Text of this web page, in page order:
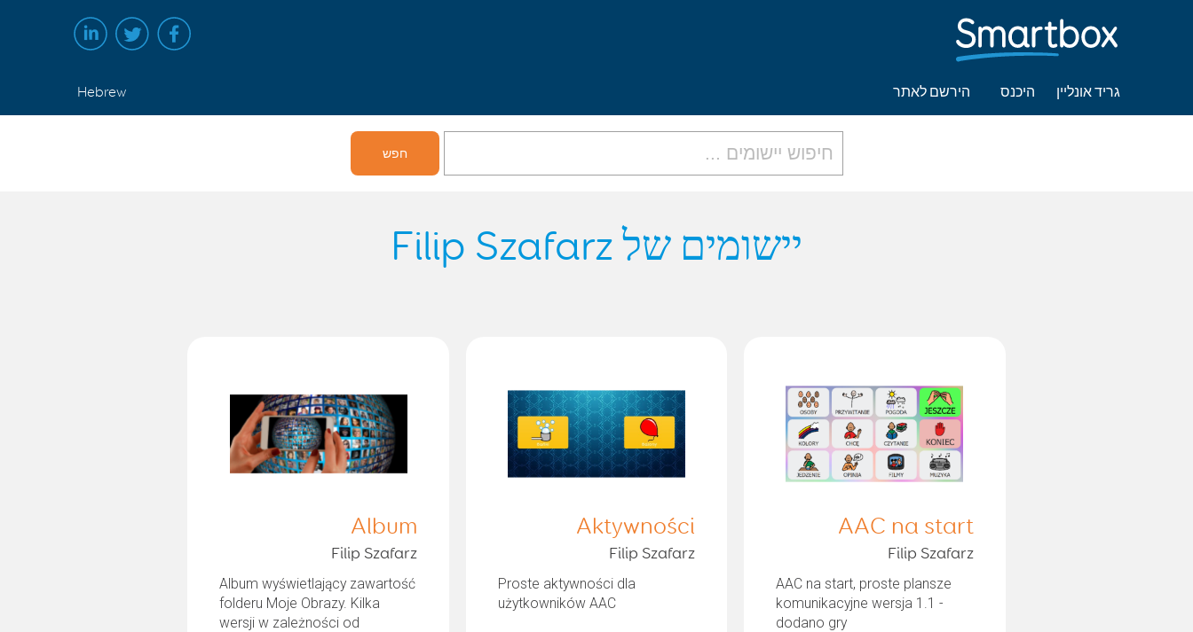
גריד אונליין היכנס הירשם לאתר Hebrew
יישומים של Filip Szafarz
AAC na start
Filip Szafarz
AAC na start, proste plansze
komunikacyjne wersja 1.1 -
dodano gry
Aktywności
Filip Szafarz
Proste aktywności dla
użytkowników AAC
Album
Filip Szafarz
Album wyświetlający zawartość
folderu Moje Obrazy. Kilka
wersji w zależności od